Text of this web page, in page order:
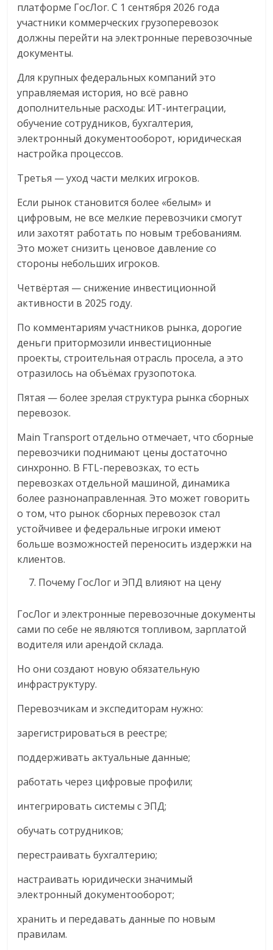
платформе ГосЛог. С 1 сентября 2026 года
участники коммерческих грузоперевозок
должны перейти на электронные перевозочные
документы.
Для крупных федеральных компаний это
управляемая история, но всё равно
дополнительные расходы: ИТ-интеграции,
обучение сотрудников, бухгалтерия,
электронный документооборот, юридическая
настройка процессов.
Третья — уход части мелких игроков.
Если рынок становится более «белым» и
цифровым, не все мелкие перевозчики смогут
или захотят работать по новым требованиям.
Это может снизить ценовое давление со
стороны небольших игроков.
Четвёртая — снижение инвестиционной
активности в 2025 году.
По комментариям участников рынка, дорогие
деньги притормозили инвестиционные
проекты, строительная отрасль просела, а это
отразилось на объёмах грузопотока.
Пятая — более зрелая структура рынка сборных
перевозок.
Main Transport отдельно отмечает, что сборные
перевозчики поднимают цены достаточно
синхронно. В FTL-перевозках, то есть
перевозках отдельной машиной, динамика
более разнонаправленная. Это может говорить
о том, что рынок сборных перевозок стал
устойчивее и федеральные игроки имеют
больше возможностей переносить издержки на
клиентов.
Почему ГосЛог и ЭПД влияют на цену
ГосЛог и электронные перевозочные документы
сами по себе не являются топливом, зарплатой
водителя или арендой склада.
Но они создают новую обязательную
инфраструктуру.
Перевозчикам и экспедиторам нужно:
зарегистрироваться в реестре;
поддерживать актуальные данные;
работать через цифровые профили;
интегрировать системы с ЭПД;
обучать сотрудников;
перестраивать бухгалтерию;
настраивать юридически значимый
электронный документооборот;
хранить и передавать данные по новым
правилам.